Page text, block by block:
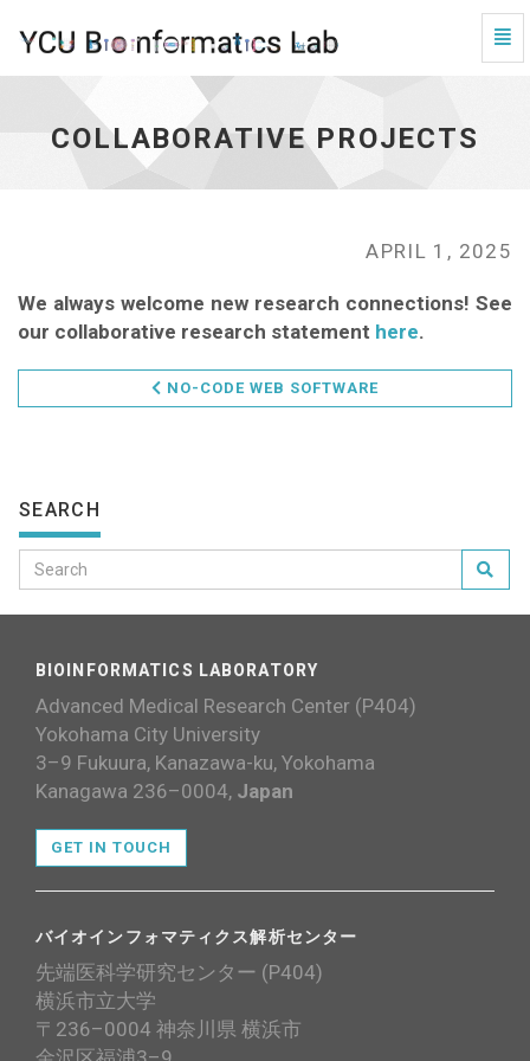
Collaborative
homepage
COLLABORATIVE PROJECTS
APRIL 1, 2025
We always welcome new research connections! See
our collaborative research statement here.
NO-CODE WEB SOFTWARE
SEARCH
BIOINFORMATICS LABORATORY
Advanced Medical Research Center (P404)
Yokohama City University
3–9 Fukuura, Kanazawa-ku, Yokohama
Kanagawa 236–0004, Japan
GET IN TOUCH
バイオインフォマティクス解析センター
先端医科学研究センター (P404)
横浜市立大学
〒236–0004 神奈川県 横浜市